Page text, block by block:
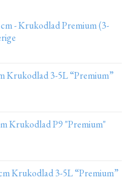
- Krukodlad Premium (3-
Krukodlad 3-5L “Premium”
Krukodlad P9 "Premium"
Krukodlad 3-5L “Premium”